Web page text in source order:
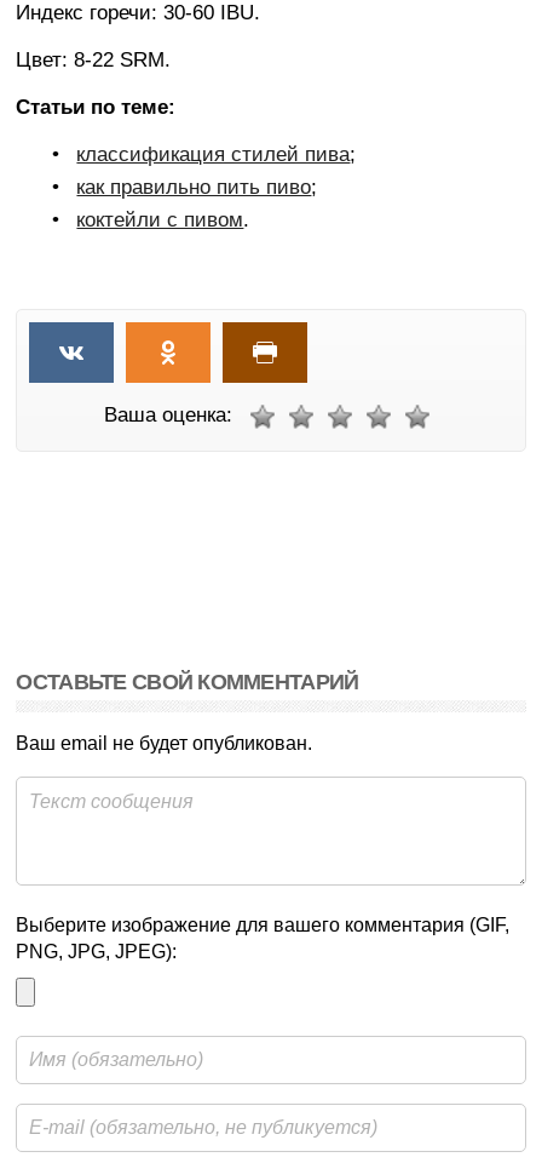
Индекс горечи: 30-60 IBU.
Цвет: 8-22 SRM.
Статьи по теме:
классификация стилей пива;
как правильно пить пиво;
коктейли с пивом.
Ваша оценка:
ОСТАВЬТЕ СВОЙ КОММЕНТАРИЙ
Ваш email не будет опубликован.
Выберите изображение для вашего комментария (GIF,
PNG, JPG, JPEG):